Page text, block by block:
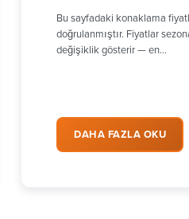
Bu sayfadaki konaklama
doğrulanmıştır. Fiyatlar
değişiklik gösterir — en…
DAHA FAZLA OKU